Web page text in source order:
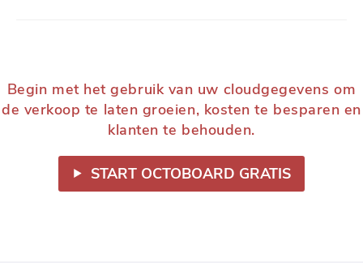
Begin met het gebruik van uw cloudgegevens om
de verkoop te laten groeien, kosten te besparen en
klanten te behouden.
START OCTOBOARD GRATIS